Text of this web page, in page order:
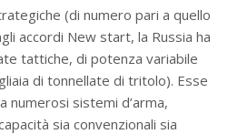
(di numero pari a quello
accordi New start, la Russia ha
tattiche, di potenza variabile
di tonnellate di tritolo). Esse
numerosi sistemi d’arma,
sia convenzionali sia